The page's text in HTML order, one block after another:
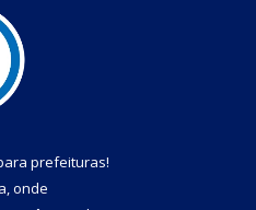
prefeituras!
onde